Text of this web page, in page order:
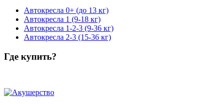
Автокресла 0+ (до 13 кг)
Автокресла 1 (9-18 кг)
Автокресла 1-2-3 (9-36 кг)
Автокресла 2-3 (15-36 кг)
Где купить?